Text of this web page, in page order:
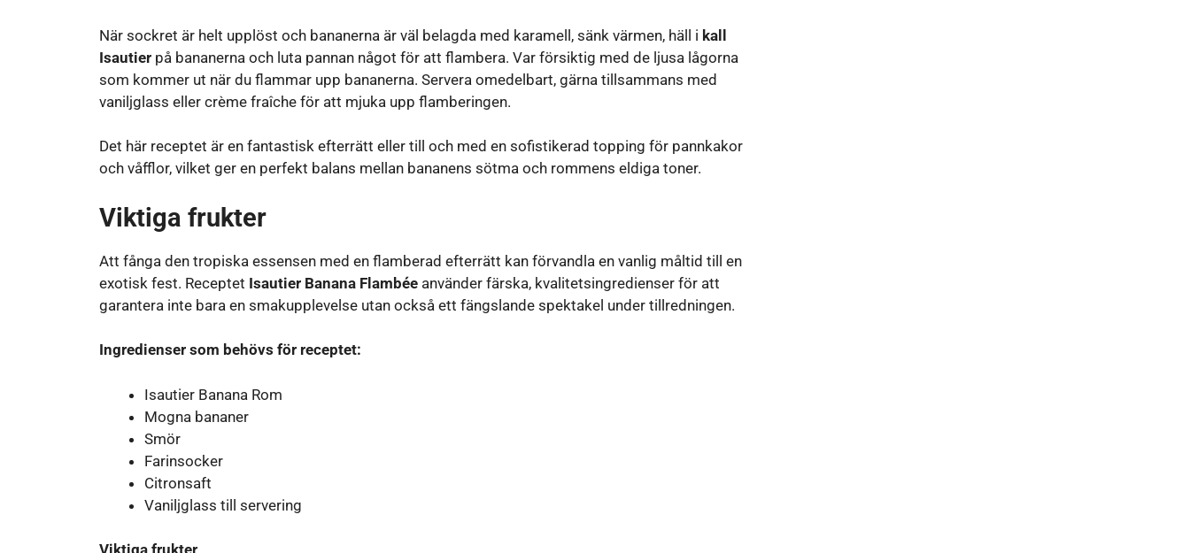
När sockret är helt upplöst och bananerna är väl belagda med karamell, sänk värmen, häll i kall
Isautier på bananerna och luta pannan något för att flambera. Var försiktig med de ljusa lågorna
som kommer ut när du flammar upp bananerna. Servera omedelbart, gärna tillsammans med
vaniljglass eller crème fraîche för att mjuka upp flamberingen.
Det här receptet är en fantastisk efterrätt eller till och med en sofistikerad topping för pannkakor
och våfflor, vilket ger en perfekt balans mellan bananens sötma och rommens eldiga toner.
Viktiga frukter
Att fånga den tropiska essensen med en flamberad efterrätt kan förvandla en vanlig måltid till en
exotisk fest. Receptet Isautier Banana Flambée använder färska, kvalitetsingredienser för att
garantera inte bara en smakupplevelse utan också ett fängslande spektakel under tillredningen.
Ingredienser som behövs för receptet:
Isautier Banana Rom
Mogna bananer
Smör
Farinsocker
Citronsaft
Vaniljglass till servering
Viktiga frukter